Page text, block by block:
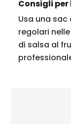
Consigli
Usa una
regolari
di salsa al